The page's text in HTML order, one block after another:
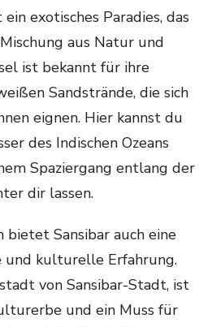
exotisches Paradies, das
aus Natur und
ist bekannt für ihre
Sandstrände, die sich
eignen. Hier kannst du
des Indischen Ozeans
Spaziergang entlang der
dir lassen.
bietet Sansibar auch eine
und kulturelle Erfahrung.
von Sansibar-Stadt, ist
und ein Muss für